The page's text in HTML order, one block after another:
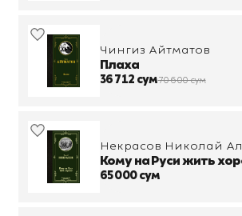
Чингиз Айтматов
Плаха
36 712 сум70 600 сум
Некрасов Николай
Кому на Руси жить
65 000 сум